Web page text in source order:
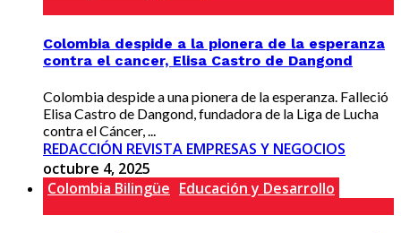
Colombia despide a la pionera de la esperanza
contra el cancer, Elisa Castro de Dangond
Colombia despide a una pionera de la esperanza. Falleció
Elisa Castro de Dangond, fundadora de la Liga de Lucha
contra el Cáncer, ...
REDACCIÓN REVISTA EMPRESAS Y NEGOCIOS
octubre 4, 2025
Colombia Bilingüe Educación y Desarrollo